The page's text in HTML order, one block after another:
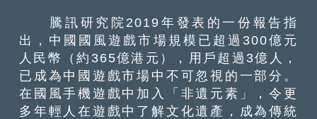
騰訊研究院2019年發表的一份報告指
出，中國國風遊戲市場規模已超過300億元
人民幣（約365億港元），用戶超過3億人，
已成為中國遊戲市場中不可忽視的一部分。
在國風手機遊戲中加入「非遺元素」，令更
多年輕人在遊戲中了解文化遺產，成為傳統